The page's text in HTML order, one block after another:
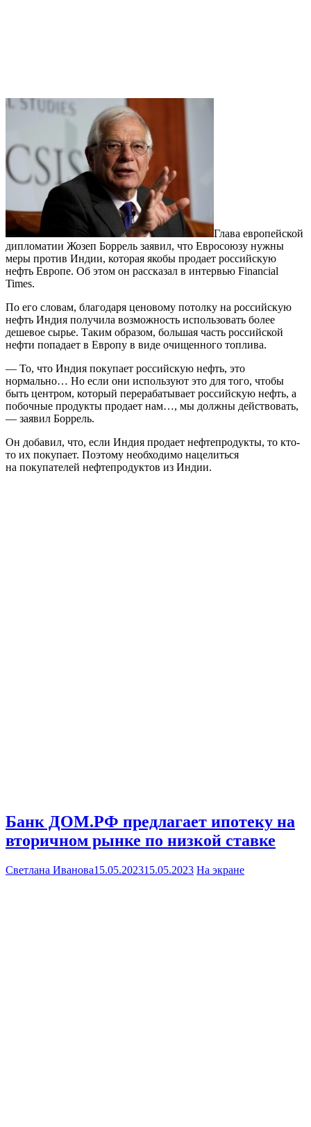
Глава европейской
дипломатии Жозеп Боррель заявил, что Евросоюзу нужны
меры против Индии, которая якобы продает российскую
нефть Европе. Об этом он рассказал в интервью Financial
Times.
По его словам, благодаря ценовому потолку на российскую
нефть Индия получила возможность использовать более
дешевое сырье. Таким образом, большая часть российской
нефти попадает в Европу в виде очищенного топлива.
— То, что Индия покупает российскую нефть, это
нормально… Но если они используют это для того, чтобы
быть центром, который перерабатывает российскую нефть, а
побочные продукты продает нам…, мы должны действовать,
— заявил Боррель.
Он добавил, что, если Индия продает нефтепродукты, то кто-
то их покупает. Поэтому необходимо нацелиться
на покупателей нефтепродуктов из Индии.
Банк ДОМ.РФ предлагает ипотеку на
вторичном рынке по низкой ставке
Светлана Иванова15.05.202315.05.2023 На экране